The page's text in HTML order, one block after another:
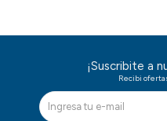
¡Suscribite a
Recibi